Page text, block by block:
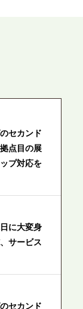
セカンド
点目の展
プ対応を
に大変身
サービス
セカンド